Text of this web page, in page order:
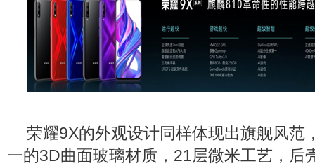
荣耀9X的外观设计同样体现出旗舰风范
一的3D曲面玻璃材质，21层微米工艺，后